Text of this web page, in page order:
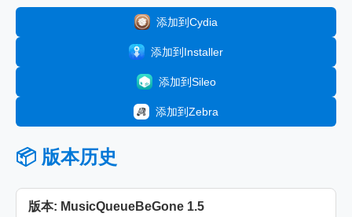
添加到Cydia
添加到Installer
添加到Sileo
添加到Zebra
📦 版本历史
版本: MusicQueueBeGone 1.5